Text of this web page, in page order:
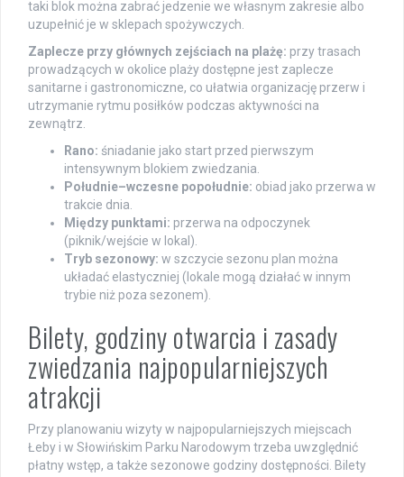
taki blok można zabrać jedzenie we własnym zakresie albo
uzupełnić je w sklepach spożywczych.
Zaplecze przy głównych zejściach na plażę: przy trasach
prowadzących w okolice plaży dostępne jest zaplecze
sanitarne i gastronomiczne, co ułatwia organizację przerw i
utrzymanie rytmu posiłków podczas aktywności na
zewnątrz.
Rano: śniadanie jako start przed pierwszym
intensywnym blokiem zwiedzania.
Południe–wczesne popołudnie: obiad jako przerwa w
trakcie dnia.
Między punktami: przerwa na odpoczynek
(piknik/wejście w lokal).
Tryb sezonowy: w szczycie sezonu plan można
układać elastyczniej (lokale mogą działać w innym
trybie niż poza sezonem).
Bilety, godziny otwarcia i zasady
zwiedzania najpopularniejszych
atrakcji
Przy planowaniu wizyty w najpopularniejszych miejscach
Łeby i w Słowińskim Parku Narodowym trzeba uwzględnić
płatny wstęp, a także sezonowe godziny dostępności. Bilety